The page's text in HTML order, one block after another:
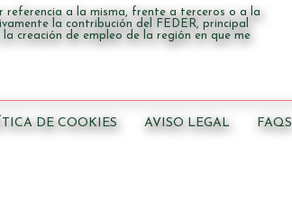
referencia a la misma, frente a terceros o a la
la contribución del FEDER, principal
creación de empleo de la región en que me
DE COOKIES AVISO LEGAL FAQS